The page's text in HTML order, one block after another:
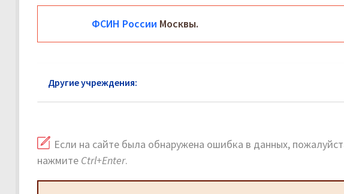
ФСИН России Москвы.
Другие учреждения:
Если на сайте была обнаружена ошибка в данных,
нажмите Ctrl+Enter.